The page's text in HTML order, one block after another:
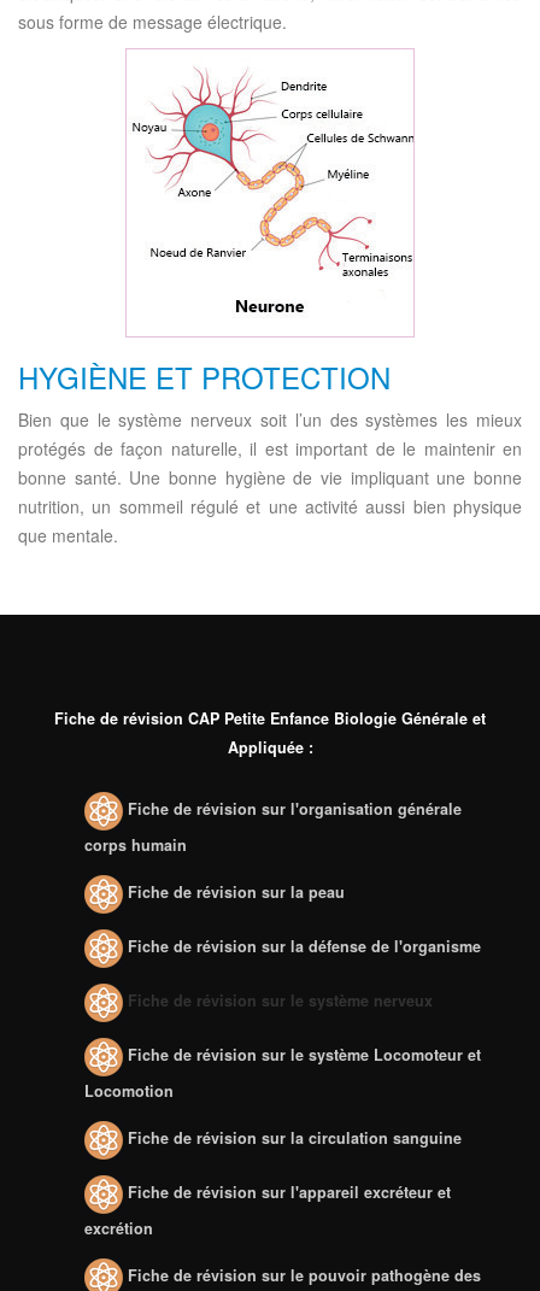
sous forme de message électrique.
HYGIÈNE ET PROTECTION
Bien que le système nerveux soit l’un des systèmes les mieux
protégés de façon naturelle, il est important de le maintenir en
bonne santé. Une bonne hygiène de vie impliquant une bonne
nutrition, un sommeil régulé et une activité aussi bien physique
que mentale.
Fiche de révision CAP Petite Enfance Biologie Générale et
Appliquée :
Fiche de révision sur l'organisation générale
corps humain
Fiche de révision sur la peau
Fiche de révision sur la défense de l'organisme
Fiche de révision sur le système nerveux
Fiche de révision sur le système Locomoteur et
Locomotion
Fiche de révision sur la circulation sanguine
Fiche de révision sur l'appareil excréteur et
excrétion
Fiche de révision sur le pouvoir pathogène des